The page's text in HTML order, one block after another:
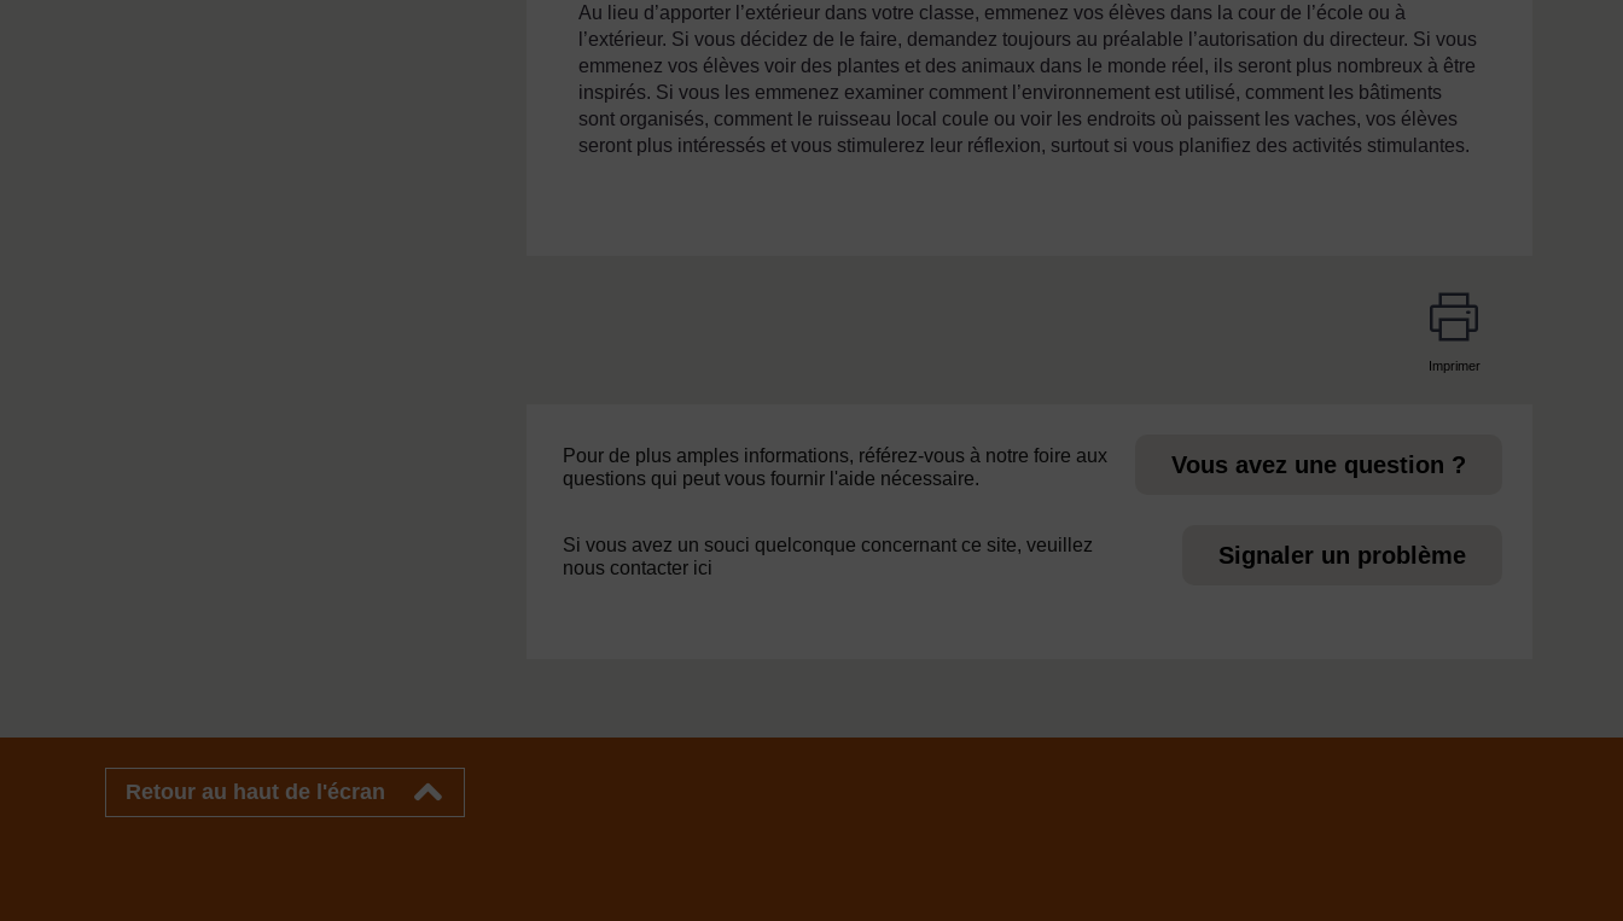
Au lieu d’apporter l’extérieur dans votre classe, emmenez vos élèves dans la cour de l’école ou à
l’extérieur. Si vous décidez de le faire, demandez toujours au préalable l’autorisation du directeur. Si vous
emmenez vos élèves voir des plantes et des animaux dans le monde réel, ils seront plus nombreux à être
inspirés. Si vous les emmenez examiner comment l’environnement est utilisé, comment les bâtiments
sont organisés, comment le ruisseau local coule ou voir les endroits où paissent les vaches, vos élèves
seront plus intéressés et vous stimulerez leur réflexion, surtout si vous planifiez des activités stimulantes.
Imprimer
Pour de plus amples informations, référez-vous à notre foire aux
questions qui peut vous fournir l'aide nécessaire.
Vous avez une question ?
Si vous avez un souci quelconque concernant ce site, veuillez
nous contacter ici
Signaler un problème
Retour au haut de l'écran